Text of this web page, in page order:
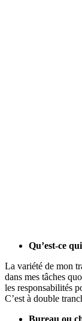
Qu’est-ce
La variété de mon
dans mes tâches
les responsabilités
C’est à double
Bureau ou